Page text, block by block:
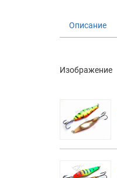
Описание
Изображение